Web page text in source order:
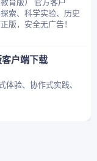
育版） 官方客户
索、科学实验、历史
版，安全无广告！
户端下载
验、协作式实践、